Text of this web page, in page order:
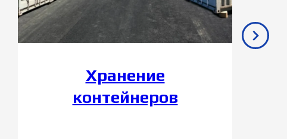
Хранение
контейнеров